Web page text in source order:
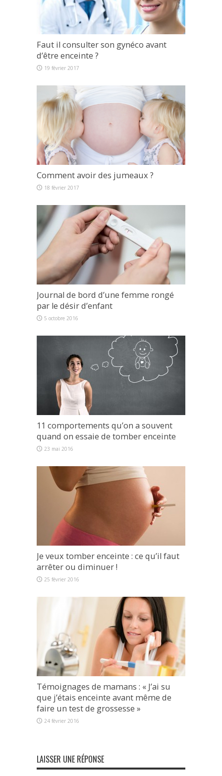
Faut il consulter son gynéco avant
d’être enceinte ?
19 février 2017
Comment avoir des jumeaux ?
18 février 2017
Journal de bord d’une femme rongé
par le désir d’enfant
5 octobre 2016
11 comportements qu’on a souvent
quand on essaie de tomber enceinte
23 mai 2016
Je veux tomber enceinte : ce qu’il faut
arrêter ou diminuer !
25 février 2016
Témoignages de mamans : « J’ai su
que j’étais enceinte avant même de
faire un test de grossesse »
24 février 2016
LAISSER UNE RÉPONSE